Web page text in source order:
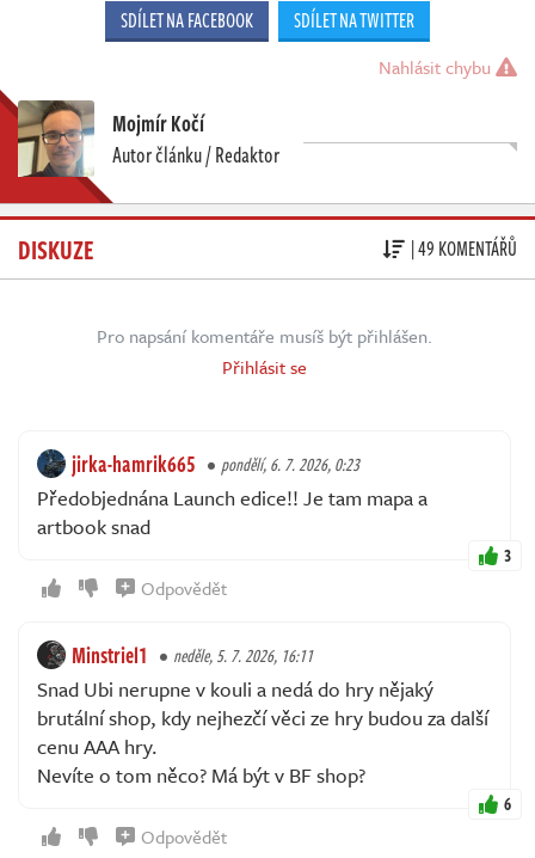
SDÍLET NA FACEBOOK SDÍLET NA TWITTER
Nahlásit chybu
Mojmír Kočí
Autor článku / Redaktor
DISKUZE | 49 KOMENTÁŘŮ
Pro napsání komentáře musíš být přihlášen.
Přihlásit se
jirka-hamrik665 pondělí, 6. 7. 2026, 0:23
Předobjednána Launch edice!! Je tam mapa a
artbook snad
3
Odpovědět
Minstriel1 neděle, 5. 7. 2026, 16:11
Snad Ubi nerupne v kouli a nedá do hry nějaký
brutální shop, kdy nejhezčí věci ze hry budou za další
cenu AAA hry.
Nevíte o tom něco? Má být v BF shop?
6
Odpovědět